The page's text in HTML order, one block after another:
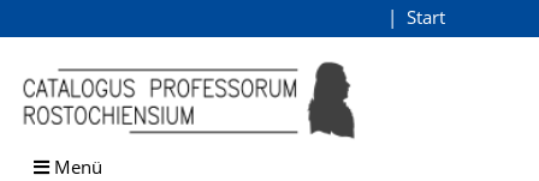
Browsen
direkt zum Inhalt
Start
Menü